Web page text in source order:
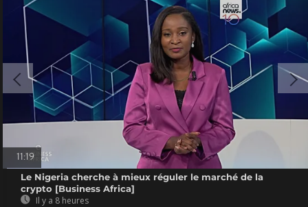
11:19
Le Nigeria cherche à mieux réguler le marché de la
crypto [Business Africa]
Il y a 8 heures